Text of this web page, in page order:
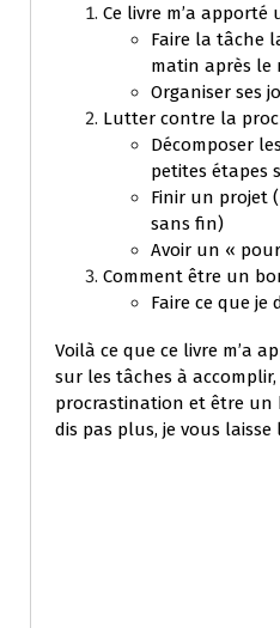
Ce livre m’a
Faire la tâche
matin après le
Organiser ses
Lutter contre la
Décomposer
petites étapes
Finir un projet
sans fin)
Avoir un «
Comment être un
Faire ce que je
Voilà ce que ce livre m’a
sur les tâches à
procrastination et être un
dis pas plus, je vous laisse